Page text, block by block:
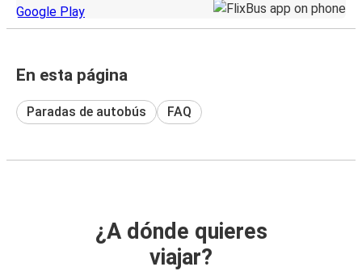
En esta página
Paradas de autobús FAQ
¿A dónde quieres
viajar?